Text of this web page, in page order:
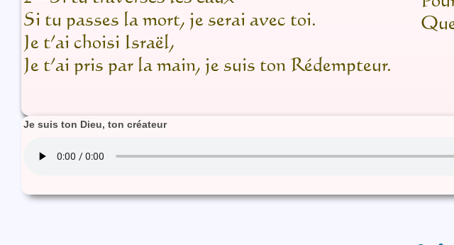
Si tu passes la mort, je serai avec toi.
Je t’ai choisi Israël,
Je t’ai pris par la main, je suis ton Rédempteur.
Je suis ton Dieu, ton créateur